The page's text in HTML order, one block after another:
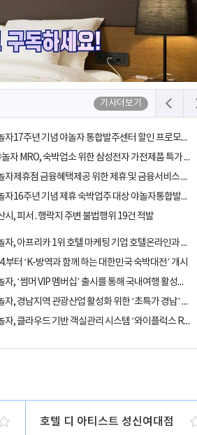
기사더보기
야놀자17주년 기념 야놀자 통합발주센터 할인 프로모션 진행
<야놀자 MRO, 숙박업소 위한 삼성전자 가전제품 특가 개시>
야놀자제휴점 금융혜택제공 위한 제휴 및 금융서비스 게시
야놀자16주년 기념 제휴 숙박업주 대상 야놀자통합발주센터 할인쿠폰 증정
시, 피서․행락지 주변 불법행위 19건 적발
야놀자, 아프리카 1위 호텔 마케팅 기업 호텔온라인과 전략적 파트너십 체결
부터 ‘K-방역과 함께 하는 대한민국 숙박대전’ 개시
야놀자, ‘썸머 VIP 멤버십’ 출시를 통해 국내여행 활성화에 박차
야놀자, 경남지역 관광산업 활성화 위한 ‘초특가 경남’ 기획전 진행
야놀자, 클라우드 기반 객실관리 시스템 ‘와이플럭스 RMS’ 출시
호텔 디 아티스트 성신여대점